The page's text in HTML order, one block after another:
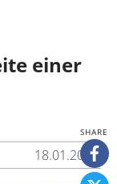
einer
18.01.2008